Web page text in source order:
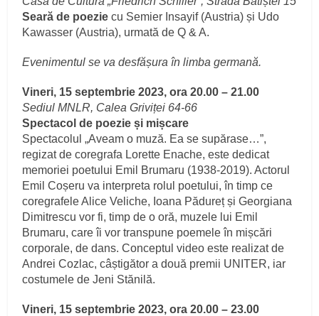
Seară de poezie cu Semier Insayif (Austria) și Udo
Kawasser (Austria), urmată de Q & A.
Evenimentul se va desfășura în limba germană.
Vineri, 15 septembrie 2023, ora 20.00 – 21.00
Sediul MNLR, Calea Griviței 64-66
Spectacol de poezie și mișcare
Spectacolul „Aveam o muză. Ea se supărase…”,
regizat de coregrafa Lorette Enache, este dedicat
memoriei poetului Emil Brumaru (1938-2019). Actorul
Emil Coșeru va interpreta rolul poetului, în timp ce
coregrafele Alice Veliche, Ioana Pădureț și Georgiana
Dimitrescu vor fi, timp de o oră, muzele lui Emil
Brumaru, care îi vor transpune poemele în mișcări
corporale, de dans. Conceptul video este realizat de
Andrei Cozlac, câștigător a două premii UNITER, iar
costumele de Jeni Stănilă.
Vineri, 15 septembrie 2023, ora 20.00 – 23.00